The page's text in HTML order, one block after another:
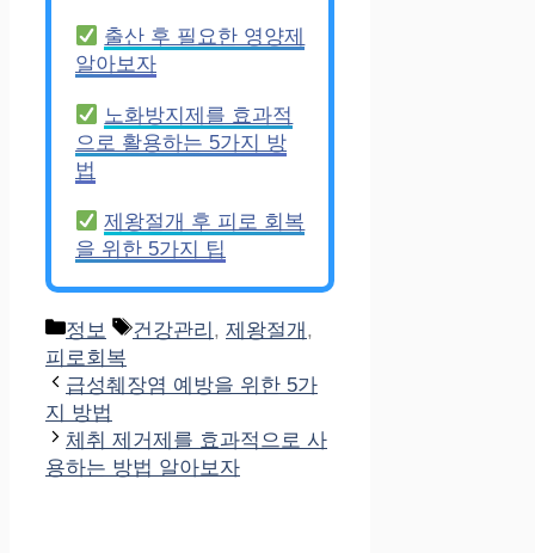
출산 후 필요한 영양제
알아보자
노화방지제를 효과적
으로 활용하는 5가지 방
법
제왕절개 후 피로 회복
을 위한 5가지 팁
Categories
정보 Tags
건강관리 , 제왕절개 ,
피로회복
급성췌장염 예방을 위한 5가
지 방법
체취 제거제를 효과적으로 사
용하는 방법 알아보자